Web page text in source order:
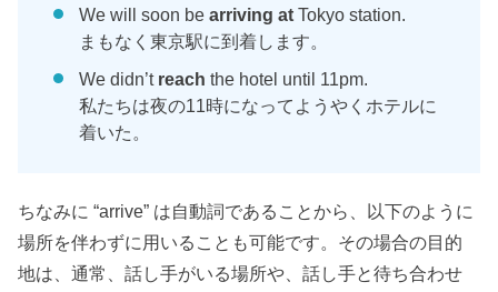
We will soon bearriving at Tokyo station.
まもなく東京駅に到着します。
We didn’t reach the hotel until 11pm.
私たちは夜の11時になってようやくホテルに
着いた。
ちなみに “arrive” は自動詞であることから、以下のように
場所を伴わずに用いることも可能です。その場合の目的
地は、通常、話し手がいる場所や、話し手と待ち合わせ